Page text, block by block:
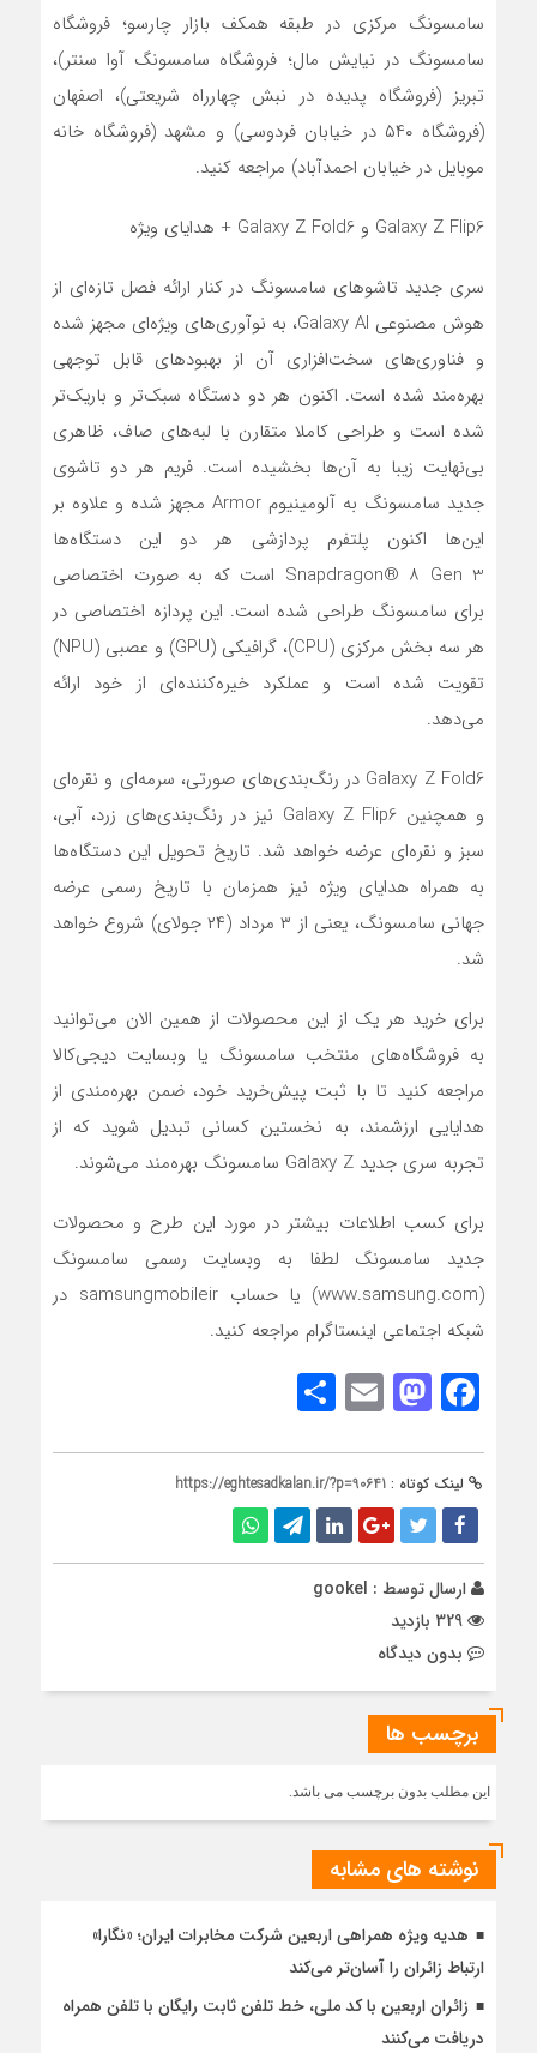
سامسونگ مرکزی در طبقه همکف بازار چارسو؛ فروشگاه
سامسونگ در نیایش مال؛ فروشگاه سامسونگ آوا سنتر)،
تبریز (فروشگاه پدیده در نبش چهارراه شریعتی)، اصفهان
(فروشگاه ۵۴۰ در خیابان فردوسی) و مشهد (فروشگاه خانه
موبایل در خیابان احمدآباد) مراجعه کنید.
Galaxy Z Flip6 و Galaxy Z Fold6 + هدایای ویژه
سری جدید تاشوهای سامسونگ در کنار ارائه فصل تازه‌‌ای از
هوش مصنوعی Galaxy AI، به نوآوری‌های ویژه‌ای مجهز شده
و فناوری‌های سخت‌افزاری آن از بهبودهای قابل توجهی
بهره‌مند شده است. اکنون هر دو دستگاه سبک‌تر و باریک‌تر
شده است و طراحی کاملا متقارن با لبه‌های صاف، ظاهری
بی‌نهایت زیبا به آن‌ها بخشیده است. فریم هر دو تاشوی
جدید سامسونگ به آلومینیوم Armor مجهز شده و علاوه بر
این‌ها اکنون پلتفرم پردازشی هر دو این دستگاه‌ها
Snapdragon® ۸ Gen 3 است که به صورت اختصاصی
برای سامسونگ طراحی شده است. این پردازه اختصاصی در
هر سه بخش مرکزی (CPU)، گرافیکی (GPU) و عصبی (NPU)
تقویت شده است و عملکرد خیره‌کننده‌ای از خود ارائه
می‌دهد.
Galaxy Z Fold6 در رنگ‌‌بندی‌های صورتی، سرمه‌ای و نقره‌ای
و همچنین Galaxy Z Flip6 نیز در رنگ‌‌بندی‌های زرد، آبی،
سبز و نقره‌ای عرضه خواهد شد. تاریخ تحویل این دستگاه‌ها
به همراه هدایای ویژه نیز همزمان با تاریخ رسمی عرضه
جهانی سامسونگ، یعنی از ۳ مرداد (۲۴ جولای) شروع خواهد
شد.
برای خرید هر یک از این محصولات از همین الان می‌توانید
به فروشگاه‌های منتخب سامسونگ یا وبسایت دیجی‌کالا
مراجعه کنید تا با ثبت پیش‌خرید خود، ضمن بهره‌مندی از
هدایایی ارزشمند، به نخستین کسانی تبدیل شوید که از
تجربه سری جدید Galaxy Z سامسونگ بهره‌مند می‌شوند.
برای کسب اطلاعات بیشتر در مورد این طرح و محصولات
جدید سامسونگ لطفا به وبسایت رسمی سامسونگ
(www.samsung.com) یا حساب samsungmobileir در
شبکه اجتماعی اینستاگرام مراجعه کنید.
Facebook
Mastodon
Email
لینک کوتاه : https://eghtesadkalan.ir/?p=90641
ارسال توسط : gookel
بدون دیدگاه
برچسب ها
این مطلب بدون برچسب می باشد.
نوشته های مشابه
هدیه ویژه همراهی اربعین شرکت مخابرات ایران؛ «نگارا»
ارتباط زائران را آسان‌تر می‌کند
زائران اربعین با کد ملی، خط تلفن ثابت رایگان با تلفن همراه
دریافت می‌کنند